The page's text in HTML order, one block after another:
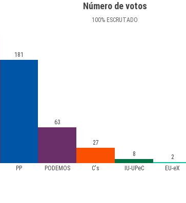
Número de votos
100% ESCRUTADO
PP PODEMOS C's IU-UPeC EU-eX
181
63
27
8
2